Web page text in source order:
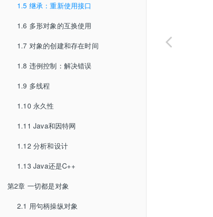
1.5 继承：重新使用接口
1.6 多形对象的互换使用
1.7 对象的创建和存在时间
1.8 违例控制：解决错误
1.9 多线程
1.10 永久性
1.11 Java和因特网
1.12 分析和设计
1.13 Java还是C++
第2章 一切都是对象
2.1 用句柄操纵对象